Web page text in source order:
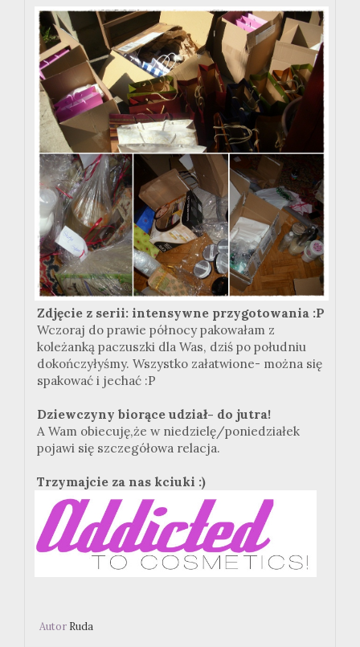
Zdjęcie z serii: intensywne przygotowania :P
Wczoraj do prawie północy pakowałam z
koleżanką paczuszki dla Was, dziś po południu
dokończyłyśmy. Wszystko załatwione- można się
spakować i jechać :P
Dziewczyny biorące udział- do jutra!
A Wam obiecuję,że w niedzielę/poniedziałek
pojawi się szczegółowa relacja.
Trzymajcie za nas kciuki :)
Autor Ruda